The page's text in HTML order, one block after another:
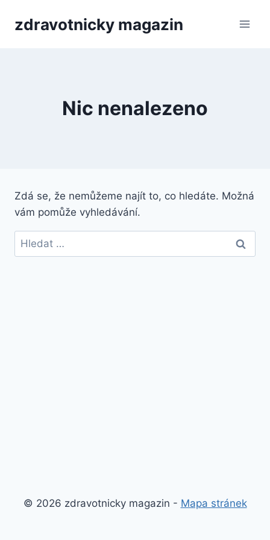
zdravotnicky magazin
Nic nenalezeno
Zdá se, že nemůžeme najít to, co hledáte. Možná
vám pomůže vyhledávání.
Vyhledávání
© 2026 zdravotnicky magazin - Mapa stránek